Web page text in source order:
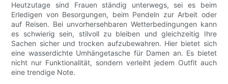
Heutzutage sind Frauen ständig unterwegs, sei es beim
Erledigen von Besorgungen, beim Pendeln zur Arbeit oder
auf Reisen. Bei unvorhersehbaren Wetterbedingungen kann
es schwierig sein, stilvoll zu bleiben und gleichzeitig Ihre
Sachen sicher und trocken aufzubewahren. Hier bietet sich
eine wasserdichte Umhängetasche für Damen an. Es bietet
nicht nur Funktionalität, sondern verleiht jedem Outfit auch
eine trendige Note.